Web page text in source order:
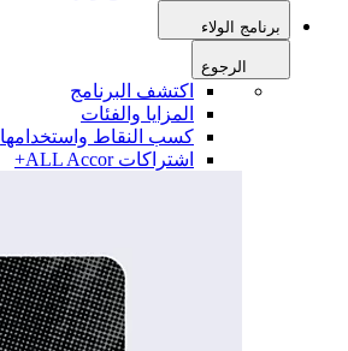
برنامج الولاء
الرجوع
اكتشف البرنامج
المزايا والفئات
كسب النقاط واستخدامها
اشتراكات ALL Accor+